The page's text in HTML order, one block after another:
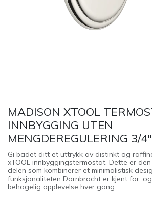
MADISON XTOOL
INNBYGGING UTEN
MENGDEREGULERING 3/
Gi badet ditt et uttrykk av distinkt og
xTOOL innbyggingstermostat. Dette er
delen som kombinerer et minimalistisk
funksjonaliteten Dornbracht er kjent for,
behagelig opplevelse hver gang.